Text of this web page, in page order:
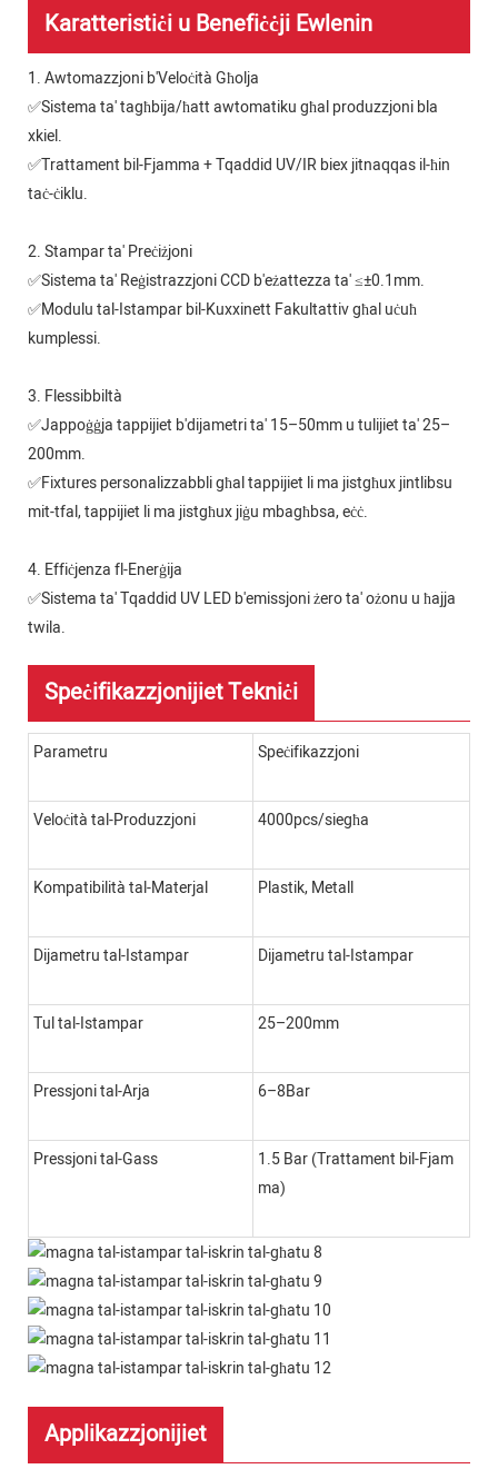
Karatteristiċi u Benefiċċji Ewlenin
1. Awtomazzjoni b'Veloċità Għolja
✅Sistema ta' tagħbija/ħatt awtomatiku għal produzzjoni bla
xkiel.
✅Trattament bil-Fjamma + Tqaddid UV/IR biex jitnaqqas il-ħin
taċ-ċiklu.
2. Stampar ta' Preċiżjoni
✅Sistema ta' Reġistrazzjoni CCD b'eżattezza ta' ≤±0.1mm.
✅Modulu tal-Istampar bil-Kuxxinett Fakultattiv għal uċuħ
kumplessi.
3. Flessibbiltà
✅Jappoġġja tappijiet b'dijametri ta' 15–50mm u tulijiet ta' 25–
200mm.
✅Fixtures personalizzabbli għal tappijiet li ma jistgħux jintlibsu
mit-tfal, tappijiet li ma jistgħux jiġu mbagħbsa, eċċ.
4. Effiċjenza fl-Enerġija
✅Sistema ta' Tqaddid UV LED b'emissjoni żero ta' ożonu u ħajja
twila.
Speċifikazzjonijiet Tekniċi
Parametru Speċifikazzjoni
Veloċità tal-Produzzjoni 4000pcs/siegħa
Kompatibilità tal-Materjal Plastik, Metall
Dijametru tal-Istampar Dijametru tal-Istampar
Tul tal-Istampar 25–200mm
Pressjoni tal-Arja 6–8Bar
Pressjoni tal-Gass
1.5 Bar (Trattament bil-Fjam
ma)
Applikazzjonijiet